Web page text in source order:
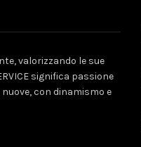
valorizzando le sue
significa passione
con dinamismo e